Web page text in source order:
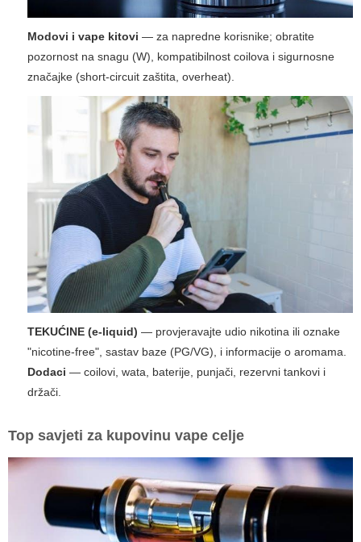
Modovi i vape kitovi — za napredne korisnike; obratite
pozornost na snagu (W), kompatibilnost coilova i sigurnosne
značajke (short-circuit zaštita, overheat).
TEKUĆINE (e-liquid) — provjeravajte udio nikotina ili oznake
"nicotine-free", sastav baze (PG/VG), i informacije o aromama.
Dodaci — coilovi, wata, baterije, punjači, rezervni tankovi i
držači.
Top savjeti za kupovinu vape celje